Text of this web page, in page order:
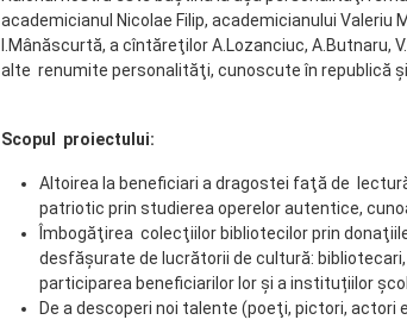
academicianul Nicolae Filip, academicianului Valeriu
I.Mânăscurtă, a cîntăreţilor A.Lozanciuc, A.Butnaru,
alte renumite personalităţi, cunoscute în republică
Scopul proiectului:
Altoirea la beneficiari a dragostei faţă de
patriotic prin studierea operelor autentice,
Îmbogăţirea colecţiilor bibliotecilor prin
desfăşurate de lucrătorii de cultură:
participarea beneficiarilor lor și a instituțiilor
De a descoperi noi talente (poeţi, pictori, actori